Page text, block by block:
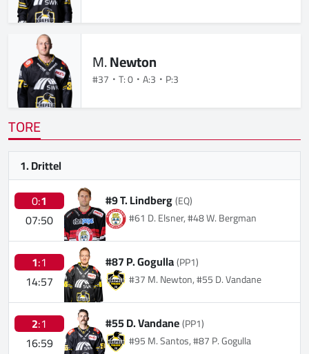
M.Newton
#37 T: 0 A:3 P:3
TORE
1. Drittel
0:1
07:50
#9 T. Lindberg(EQ)
#61 D. Elsner, #48 W. Bergman
1:1
14:57
#87 P. Gogulla(PP1)
#37 M. Newton, #55 D. Vandane
2:1
16:59
#55 D. Vandane(PP1)
#95 M. Santos, #87 P. Gogulla